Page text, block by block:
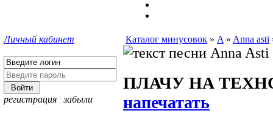
Личный кабинет
регистрация ¦ забыли
Каталог минусовок » A » Anna asti
ПЛАЧУ НА
напечатать